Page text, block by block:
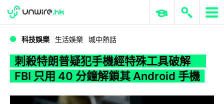
WWDC 2026 ERP 與商業 AI
科技娛樂 生活娛樂 城中熱話
刺殺特朗普疑犯手機經特殊工具破解
FBI 只用 40 分鐘解鎖其 Android 手機